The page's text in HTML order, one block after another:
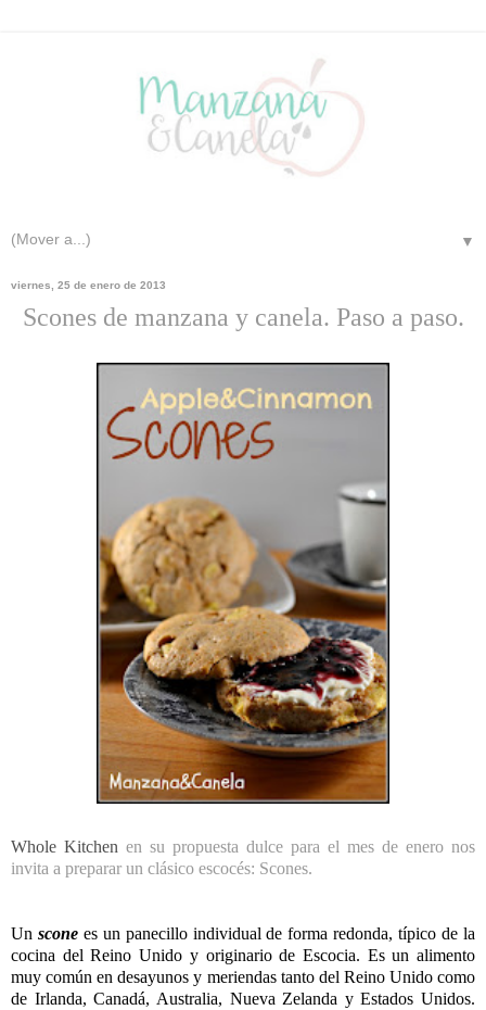
▼
viernes, 25 de enero de 2013
Scones de manzana y canela. Paso a paso.
Whole Kitchen en su propuesta dulce para el mes de enero nos
invita a preparar un clásico escocés: Scones.
Un sconees un panecillo individual de forma redonda, típico de la
cocina del Reino Unido y originario de Escocia. Es un alimento
muy común en desayunos y meriendas tanto del Reino Unido como
de Irlanda,Canadá, Australia, Nueva Zelanda yEstados Unidos.